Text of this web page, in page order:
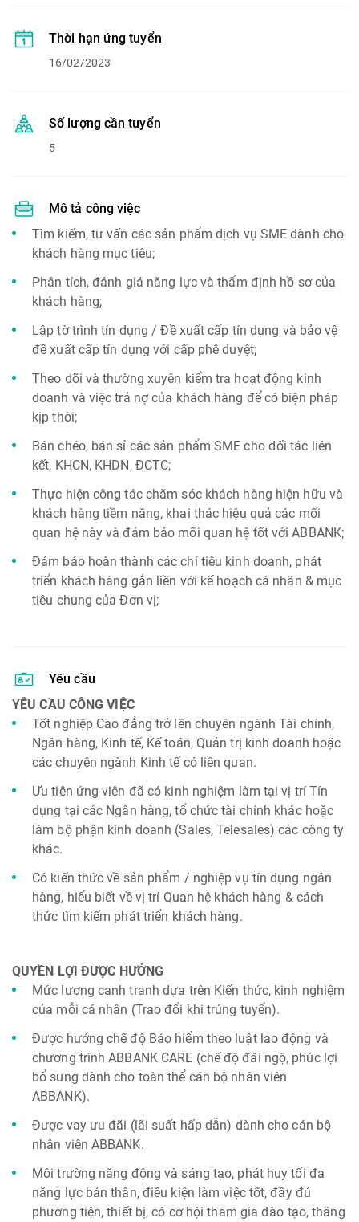
Thời hạn ứng tuyển
16/02/2023
Số lượng cần tuyển
5
Mô tả công việc
Tìm kiếm, tư vấn các sản phẩm dịch vụ SME dành cho
khách hàng mục tiêu;
Phân tích, đánh giá năng lực và thẩm định hồ sơ của
khách hàng;
Lập tờ trình tín dụng / Đề xuất cấp tín dụng và bảo vệ
đề xuất cấp tín dụng với cấp phê duyệt;
Theo dõi và thường xuyên kiểm tra hoạt động kinh
doanh và việc trả nợ của khách hàng để có biện pháp
kịp thời;
Bán chéo, bán sỉ các sản phẩm SME cho đối tác liên
kết, KHCN, KHDN, ĐCTC;
Thực hiện công tác chăm sóc khách hàng hiện hữu và
khách hàng tiềm năng, khai thác hiệu quả các mối
quan hệ này và đảm bảo mối quan hệ tốt với ABBANK;
Đảm bảo hoàn thành các chỉ tiêu kinh doanh, phát
triển khách hàng gắn liền với kế hoạch cá nhân & mục
tiêu chung của Đơn vị;
Yêu cầu
YÊU CẦU CÔNG VIỆC
Tốt nghiệp Cao đẳng trở lên chuyên ngành Tài chính,
Ngân hàng, Kinh tế, Kế toán, Quản trị kinh doanh hoặc
các chuyên ngành Kinh tế có liên quan.
Ưu tiên ứng viên đã có kinh nghiệm làm tại vị trí Tín
dụng tại các Ngân hàng, tổ chức tài chính khác hoặc
làm bộ phận kinh doanh (Sales, Telesales) các công ty
khác.
Có kiến thức về sản phẩm / nghiệp vụ tín dụng ngân
hàng, hiểu biết về vị trí Quan hệ khách hàng & cách
thức tìm kiếm phát triển khách hàng.
QUYỀN LỢI ĐƯỢC HƯỞNG
Mức lương cạnh tranh dựa trên Kiến thức, kinh nghiệm
của mỗi cá nhân (Trao đổi khi trúng tuyển).
Được hưởng chế độ Bảo hiểm theo luật lao động và
chương trình ABBANK CARE (chế độ đãi ngộ, phúc lợi
bổ sung dành cho toàn thể cán bộ nhân viên
ABBANK).
Được vay ưu đãi (lãi suất hấp dẫn) dành cho cán bộ
nhân viên ABBANK.
Môi trường năng động và sáng tạo, phát huy tối đa
năng lực bản thân, điều kiện làm việc tốt, đầy đủ
phương tiện, thiết bị, có cơ hội tham gia đào tạo, thăng